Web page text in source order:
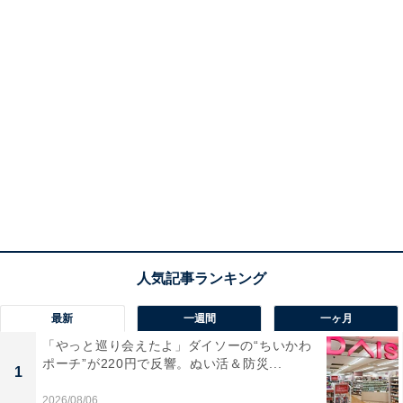
最新 一週間 一ヶ月
1
「やっと巡り会えたよ」ダイソーの“ちいかわ
ポーチ”が220円で反響。ぬい活＆防災...